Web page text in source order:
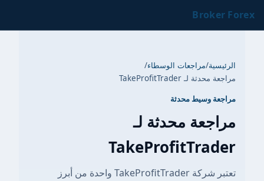
Broker Forex
الرئيسية/مراجعات الوسطاء/
مراجعة محدثة لـ TakeProfitTrader
مراجعة وسيط محدثة
مراجعة محدثة لـ
TakeProfitTrader
تعتبر شركة TakeProfitTrader واحدة من أبرز